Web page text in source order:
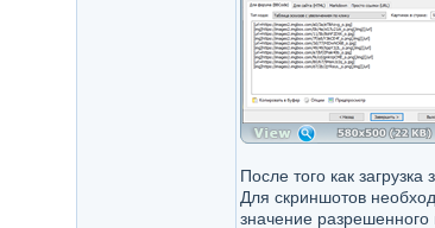
После того как
Для скриншотов
значение